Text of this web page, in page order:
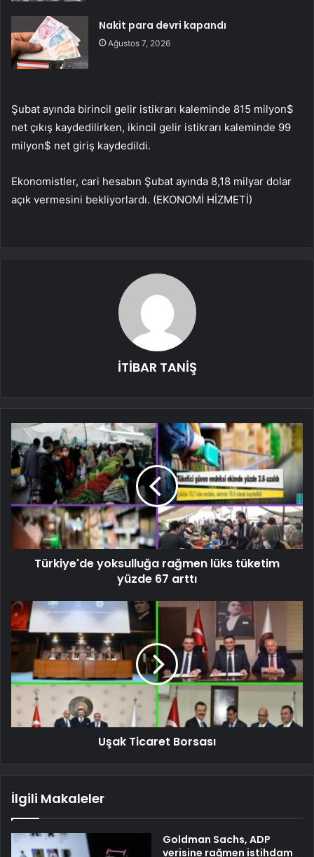
Nakit para devri kapandı
Ağustos 7, 2026
Şubat ayında birincil gelir istikrarı kaleminde 815 milyon$
net çıkış kaydedilirken, ikincil gelir istikrarı kaleminde 99
milyon$ net giriş kaydedildi.
Ekonomistler, cari hesabın Şubat ayında 8,18 milyar dolar
açık vermesini bekliyorlardı. (EKONOMİ HİZMETİ)
İTİBAR TANİŞ
Türkiye'de yoksulluğa rağmen lüks tüketim
yüzde 67 arttı
Uşak Ticaret Borsası
İlgili Makaleler
Goldman Sachs, ADP
verisine rağmen istihdam